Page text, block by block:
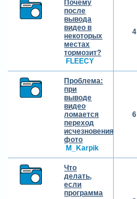
Почему
после
вывода
видео в
некоторых
местах
тормозит?
FLEECY
4
Проблема:
при
выводе
видео
ломается
переход
исчезновения
фото
M_Karpik
6
Что
делать,
если
программа